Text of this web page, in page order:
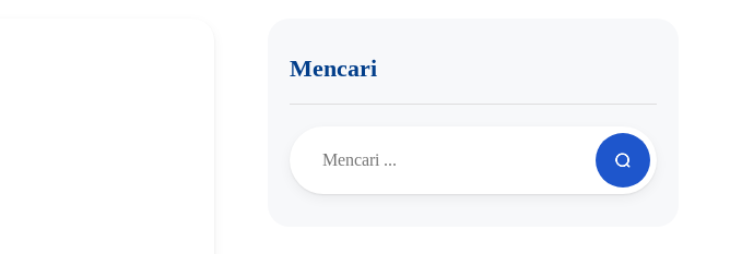
Mencari